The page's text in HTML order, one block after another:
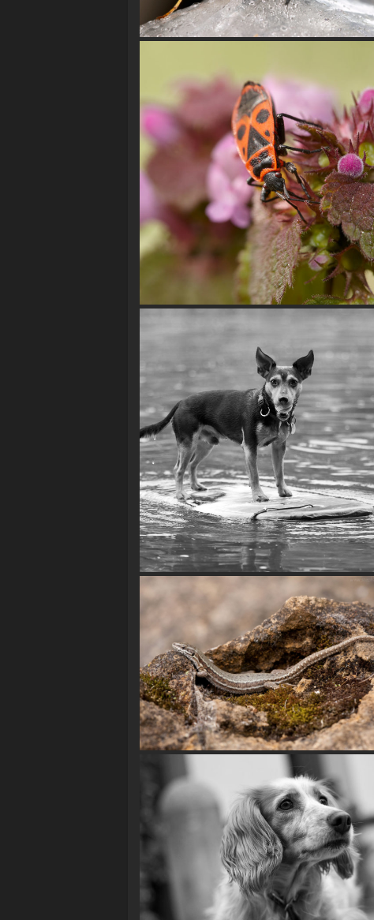
Deutsche Wespe (Vespula germanica)
Gemeine Feuerwanze (Pyrrhocoris
Surfin' Dog
Mauereidechse (Podarcis muralis)